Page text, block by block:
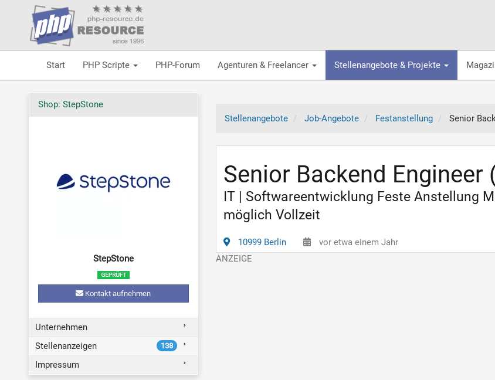
Start PHP Scripte PHP-Forum Agenturen & Freelancer Stellenangebote & Projekte
Stellenangebote Job-Angebote Festanstellung Senior
Senior Backend
IT | Softwareentwicklung Feste Anstellung
möglich Vollzeit
10999 Berlin vor etwa einem Jahr
Shop: StepStone
StepStone
Kontakt aufnehmen
Unternehmen
Stellenanzeigen
138
Impressum